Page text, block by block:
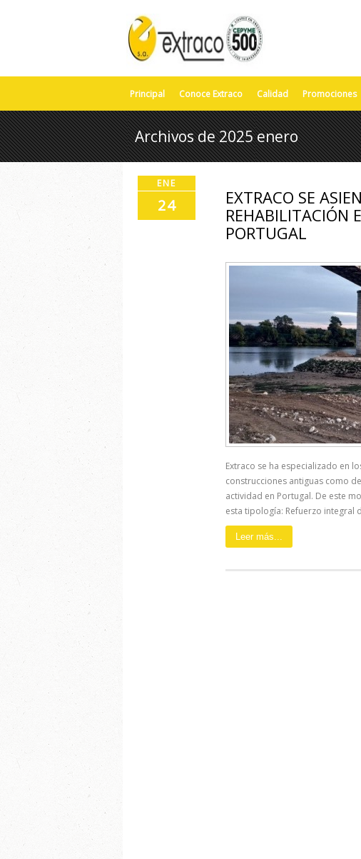
Principal Conoce Extraco Calidad Promociones
Archivos de 2025 enero
ENE
24
EXTRACO SE
REHABILITACIÓN
PORTUGAL
Extraco se ha especializado en
construcciones antiguas como
actividad en Portugal. De este
esta tipología: Refuerzo integral
Leer más...